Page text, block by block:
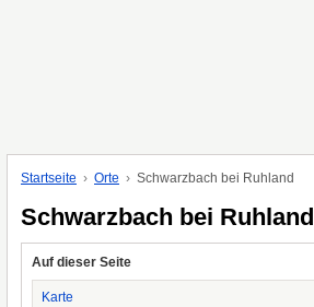
Startseite Orte Schwarzbach bei Ruhland
Schwarzbach bei Ruhland
Auf dieser Seite
Karte